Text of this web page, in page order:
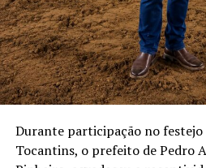
Durante participação no festejo
Tocantins, o prefeito de Pedro